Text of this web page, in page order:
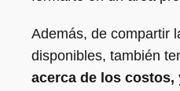
Además, de compartir
disponibles, también
acerca de los costos,